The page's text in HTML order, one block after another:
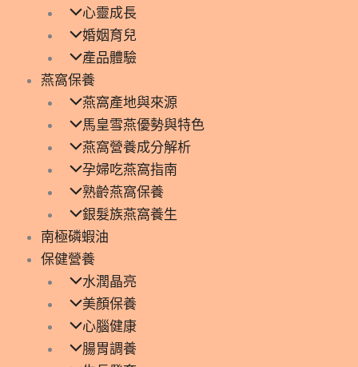
心靈成長
婚姻育兒
產品體驗
燕窩保養
燕窩產地與來源
馬皇雪燕優勢與特色
燕窩營養成分解析
孕婦吃燕窩指南
熟齡燕窩保養
銀髮族燕窩養生
南極磷蝦油
保健營養
水潤晶亮
美顏保養
心腦健康
腸胃調養